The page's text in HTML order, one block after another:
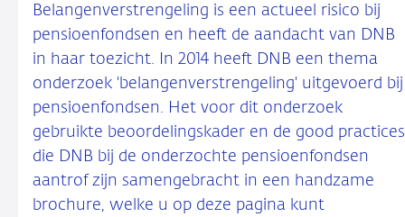
Belangenverstrengeling is een actueel risico bij
pensioenfondsen en heeft de aandacht van DNB
in haar toezicht. In 2014 heeft DNB een thema
onderzoek 'belangenverstrengeling' uitgevoerd bij
pensioenfondsen. Het voor dit onderzoek
gebruikte beoordelingskader en de good practices
die DNB bij de onderzochte pensioenfondsen
aantrof zijn samengebracht in een handzame
brochure, welke u op deze pagina kunt